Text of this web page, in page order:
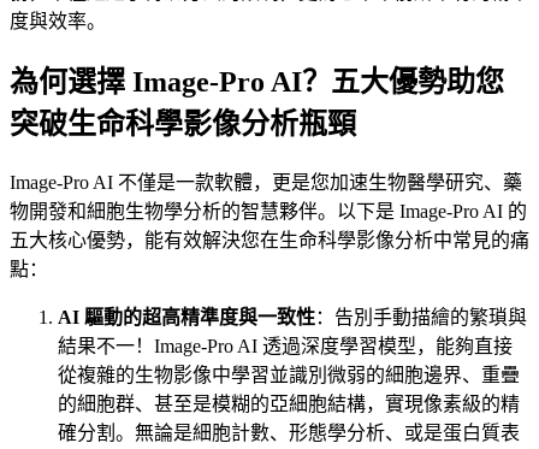
度與效率。
為何選擇 Image-Pro AI？ 五大優勢助您
突破生命科學影像分析瓶頸
Image-Pro AI 不僅是一款軟體，更是您加速生物醫學研究、藥
物開發和細胞生物學分析的智慧夥伴。以下是 Image-Pro AI 的
五大核心優勢，能有效解決您在生命科學影像分析中常見的痛
點：
AI 驅動的超高精準度與一致性：告別手動描繪的繁瑣與
結果不一！Image-Pro AI 透過深度學習模型，能夠直接
從複雜的生物影像中學習並識別微弱的細胞邊界、重疊
的細胞群、甚至是模糊的亞細胞結構，實現像素級的精
確分割。無論是細胞計數、形態學分析、或是蛋白質表